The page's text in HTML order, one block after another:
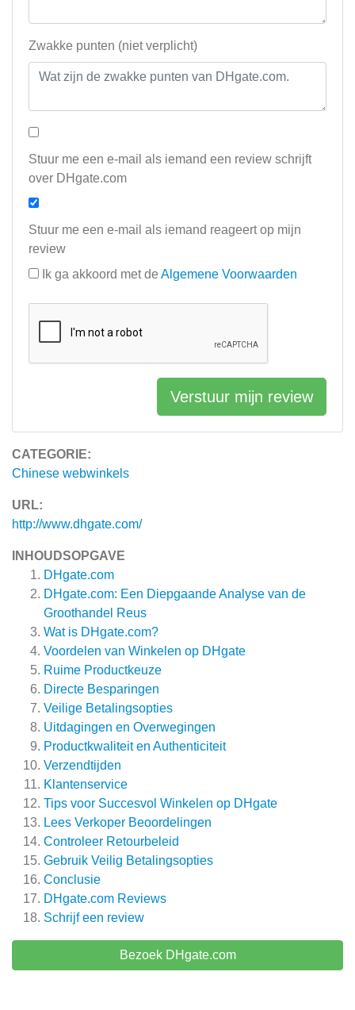
CATEGORIE:
Chinese webwinkels
URL:
http://www.dhgate.com/
INHOUDSOPGAVE
DHgate.com
DHgate.com: Een Diepgaande Analyse van de
Groothandel Reus
Wat is DHgate.com?
Voordelen van Winkelen op DHgate
Ruime Productkeuze
Directe Besparingen
Veilige Betalingsopties
Uitdagingen en Overwegingen
Productkwaliteit en Authenticiteit
Verzendtijden
Klantenservice
Tips voor Succesvol Winkelen op DHgate
Lees Verkoper Beoordelingen
Controleer Retourbeleid
Gebruik Veilig Betalingsopties
Conclusie
DHgate.com Reviews
Schrijf een review
Bezoek DHgate.com
Zwakke punten (niet verplicht)
Stuur me een e-mail als iemand een review schrijft
over DHgate.com
Stuur me een e-mail als iemand reageert op mijn
review
Ik ga akkoord met de Algemene Voorwaarden
Verstuur mijn review